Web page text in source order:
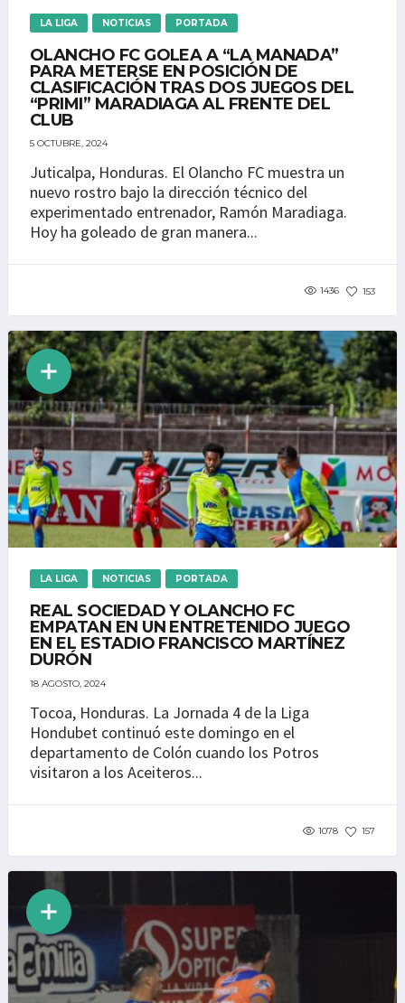
LA LIGA NOTICIAS PORTADA
OLANCHO FC GOLEA A “LA MANADA”
PARA METERSE EN POSICIÓN DE
CLASIFICACIÓN TRAS DOS JUEGOS DEL
“PRIMI” MARADIAGA AL FRENTE DEL
CLUB
5 OCTUBRE, 2024
Juticalpa, Honduras. El Olancho FC muestra un
nuevo rostro bajo la dirección técnico del
experimentado entrenador, Ramón Maradiaga.
Hoy ha goleado de gran manera...
1436 153
LA LIGA NOTICIAS PORTADA
REAL SOCIEDAD Y OLANCHO FC
EMPATAN EN UN ENTRETENIDO JUEGO
EN EL ESTADIO FRANCISCO MARTÍNEZ
DURÓN
18 AGOSTO, 2024
Tocoa, Honduras. La Jornada 4 de la Liga
Hondubet continuó este domingo en el
departamento de Colón cuando los Potros
visitaron a los Aceiteros...
1078 157